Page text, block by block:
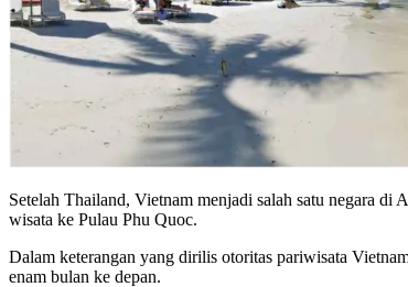
Setelah Thailand, Vietnam menjadi salah satu negara
wisata ke Pulau Phu Quoc.
Dalam keterangan yang dirilis otoritas pariwisata
enam bulan ke depan.